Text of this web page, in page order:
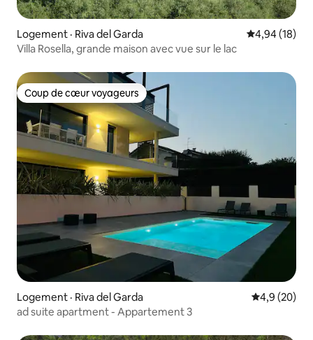
Logement · Riva del Garda Note
4,94 (18)
Villa Rosella, grande maison avec vue sur le lac
Coup de cœur voyageurs
Coup de cœur voyageurs
Logement · Riva del Garda Note
4,9 (20)
ad suite apartment - Appartement 3